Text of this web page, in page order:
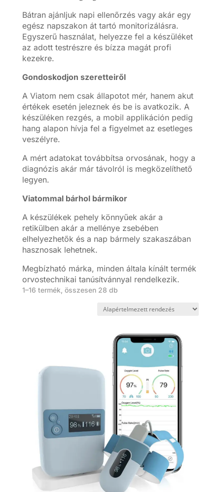
Bátran ajánljuk napi ellenőrzés vagy akár egy
egész napszakon át tartó monitorizálásra.
Egyszerű használat, helyezze fel a készüléket
az adott testrészre és bízza magát profi
kezekre.
Gondoskodjon szeretteiről
A Viatom nem csak állapotot mér, hanem akut
értékek esetén jeleznek és be is avatkozik. A
készüléken rezgés, a mobil applikáción pedig
hang alapon hívja fel a figyelmet az esetleges
veszélyre.
A mért adatokat továbbítsa orvosának, hogy a
diagnózis akár már távolról is megközelíthető
legyen.
Viatommal bárhol bármikor
A készülékek pehely könnyűek akár a
retikülben akár a mellénye zsebében
elhelyezhetők és a nap bármely szakaszában
hasznosak lehetnek.
Megbízható márka, minden általa kínált termék
orvostechnikai tanúsítvánnyal rendelkezik.
1–16 termék, összesen 28 db